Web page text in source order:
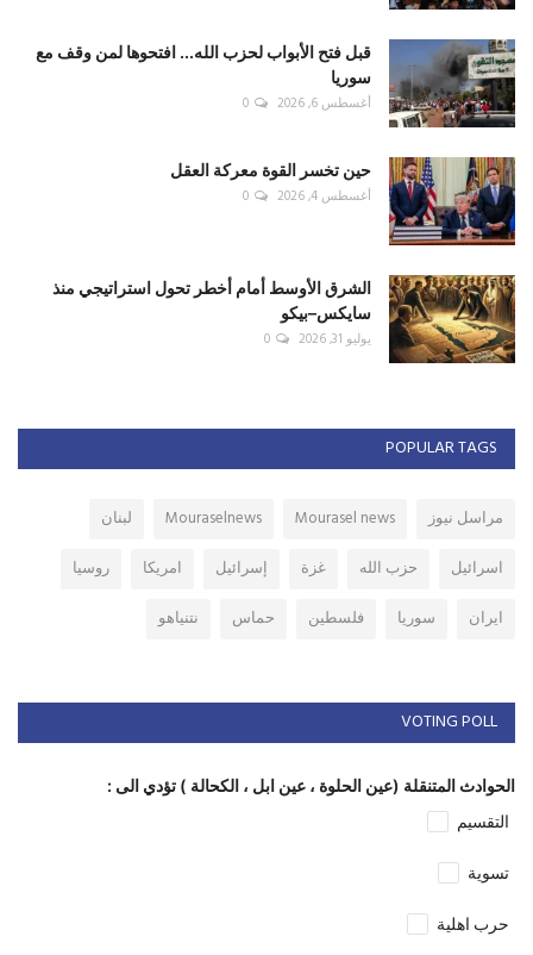
قبل فتح الأبواب لحزب الله... افتحوها لمن وقف مع
سوريا
أغسطس 6, 2026 0
حين تخسر القوة معركة العقل
أغسطس 4, 2026 0
الشرق الأوسط أمام أخطر تحول استراتيجي منذ
سايكس–بيكو
يوليو 31, 2026 0
POPULAR TAGS
مراسل نيوز Mourasel news
Mouraselnews
لبنان
اسرائيل
حزب الله غزة إسرائيل امريكا
روسيا
ايران
سوريا فلسطين حماس نتنياهو
VOTING POLL
الحوادث المتنقلة (عين الحلوة ، عين ابل ، الكحالة ) تؤدي الى :
التقسيم
تسوية
حرب اهلية